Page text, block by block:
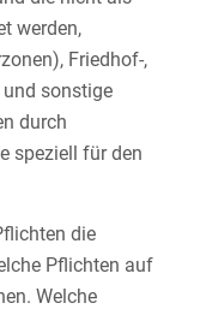
werden,
Friedhof-,
und sonstige
durch
speziell für den
die
Pflichten auf
Welche